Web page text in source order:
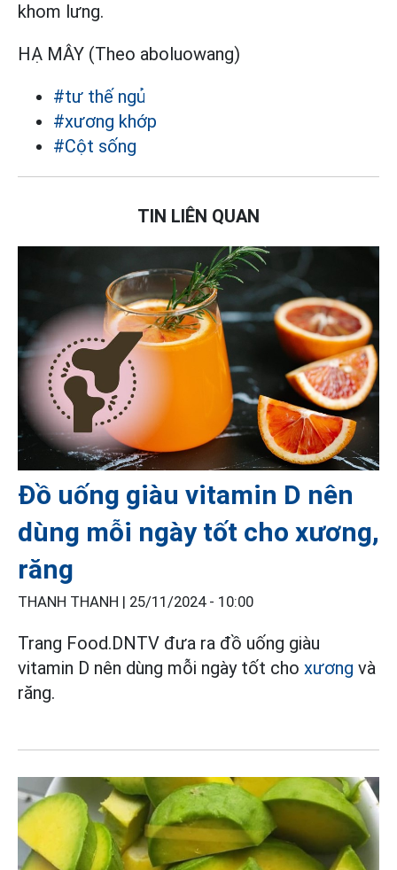
khom lưng.
HẠ MÂY (Theo aboluowang)
#tư thế ngủ
#xương khớp
#Cột sống
TIN LIÊN QUAN
Đồ uống giàu vitamin D nên
dùng mỗi ngày tốt cho xương,
răng
THANH THANH | 25/11/2024 - 10:00
Trang Food.DNTV đưa ra đồ uống giàu
vitamin D nên dùng mỗi ngày tốt cho xương và
răng.